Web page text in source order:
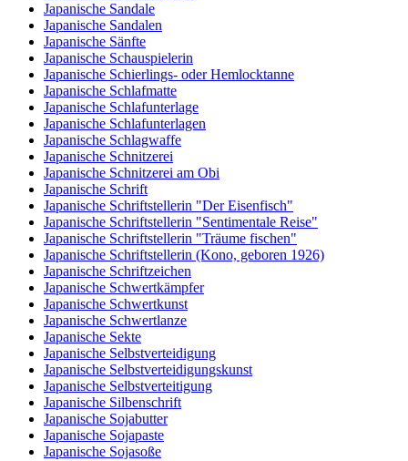
Japanische Sandale
Japanische Sandalen
Japanische Sänfte
Japanische Schauspielerin
Japanische Schierlings- oder Hemlocktanne
Japanische Schlafmatte
Japanische Schlafunterlage
Japanische Schlafunterlagen
Japanische Schlagwaffe
Japanische Schnitzerei
Japanische Schnitzerei am Obi
Japanische Schrift
Japanische Schriftstellerin "Der Eisenfisch"
Japanische Schriftstellerin "Sentimentale Reise"
Japanische Schriftstellerin "Träume fischen"
Japanische Schriftstellerin (Kono, geboren 1926)
Japanische Schriftzeichen
Japanische Schwertkämpfer
Japanische Schwertkunst
Japanische Schwertlanze
Japanische Sekte
Japanische Selbstverteidigung
Japanische Selbstverteidigungskunst
Japanische Selbstverteitigung
Japanische Silbenschrift
Japanische Sojabutter
Japanische Sojapaste
Japanische Sojasoße